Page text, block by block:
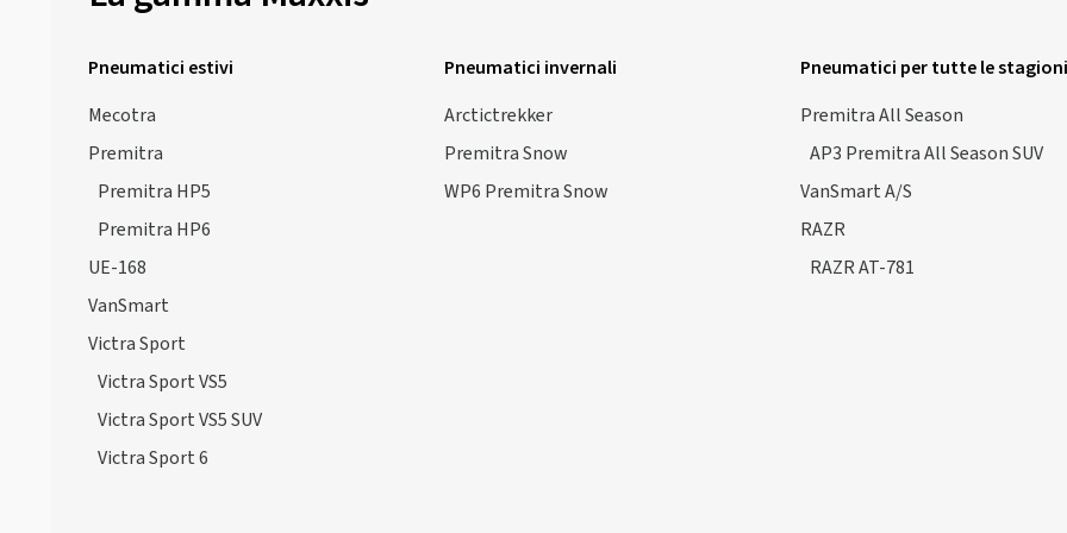
Pneumatici estivi
Mecotra
Premitra
Premitra HP5
Premitra HP6
UE-168
VanSmart
Victra Sport
Victra Sport VS5
Victra Sport VS5 SUV
Victra Sport 6
Pneumatici invernali
Arctictrekker
Premitra Snow
WP6 Premitra Snow
Pneumatici per tutte le stagioni
Premitra All Season
AP3 Premitra All Season SUV
VanSmart A/S
RAZR
RAZR AT-781